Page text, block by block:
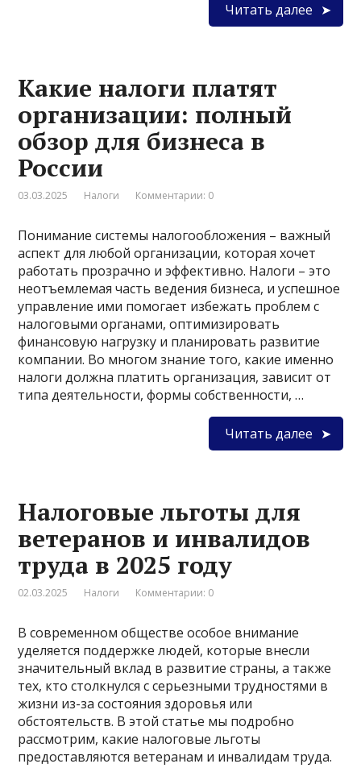
Читать далее
Какие налоги платят
организации: полный
обзор для бизнеса в
России
03.03.2025 Налоги Комментарии: 0
Понимание системы налогообложения – важный
аспект для любой организации, которая хочет
работать прозрачно и эффективно. Налоги – это
неотъемлемая часть ведения бизнеса, и успешное
управление ими помогает избежать проблем с
налоговыми органами, оптимизировать
финансовую нагрузку и планировать развитие
компании. Во многом знание того, какие именно
налоги должна платить организация, зависит от
типа деятельности, формы собственности, …
Читать далее
Налоговые льготы для
ветеранов и инвалидов
труда в 2025 году
02.03.2025 Налоги Комментарии: 0
В современном обществе особое внимание
уделяется поддержке людей, которые внесли
значительный вклад в развитие страны, а также
тех, кто столкнулся с серьезными трудностями в
жизни из-за состояния здоровья или
обстоятельств. В этой статье мы подробно
рассмотрим, какие налоговые льготы
предоставляются ветеранам и инвалидам труда.